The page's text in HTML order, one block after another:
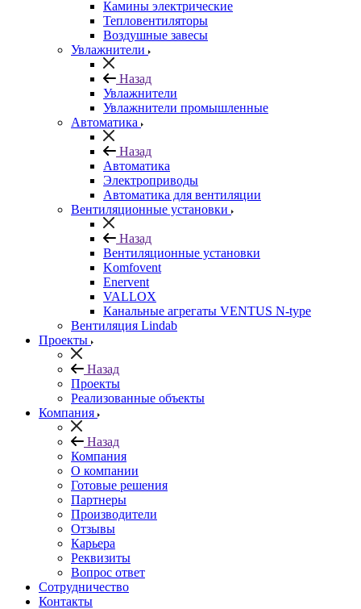
Камины электрические
Тепловентиляторы
Воздушные завесы
Увлажнители
Назад
Увлажнители
Увлажнители промышленные
Автоматика
Назад
Автоматика
Электроприводы
Автоматика для вентиляции
Вентиляционные установки
Назад
Вентиляционные установки
Komfovent
Enervent
VALLOX
Канальные агрегаты VENTUS N-type
Вентиляция Lindab
Проекты
Назад
Проекты
Реализованные объекты
Компания
Назад
Компания
О компании
Готовые решения
Партнеры
Производители
Отзывы
Карьера
Реквизиты
Вопрос ответ
Сотрудничество
Контакты